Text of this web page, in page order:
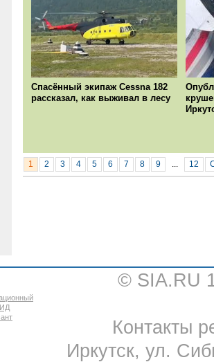
Спасённый экипаж Cessna 182
рассказал, как выживал в лесу
1 2 3 4 5 6 7 8 9 12
© SIA.RU
Контакты
Иркутск, ул.